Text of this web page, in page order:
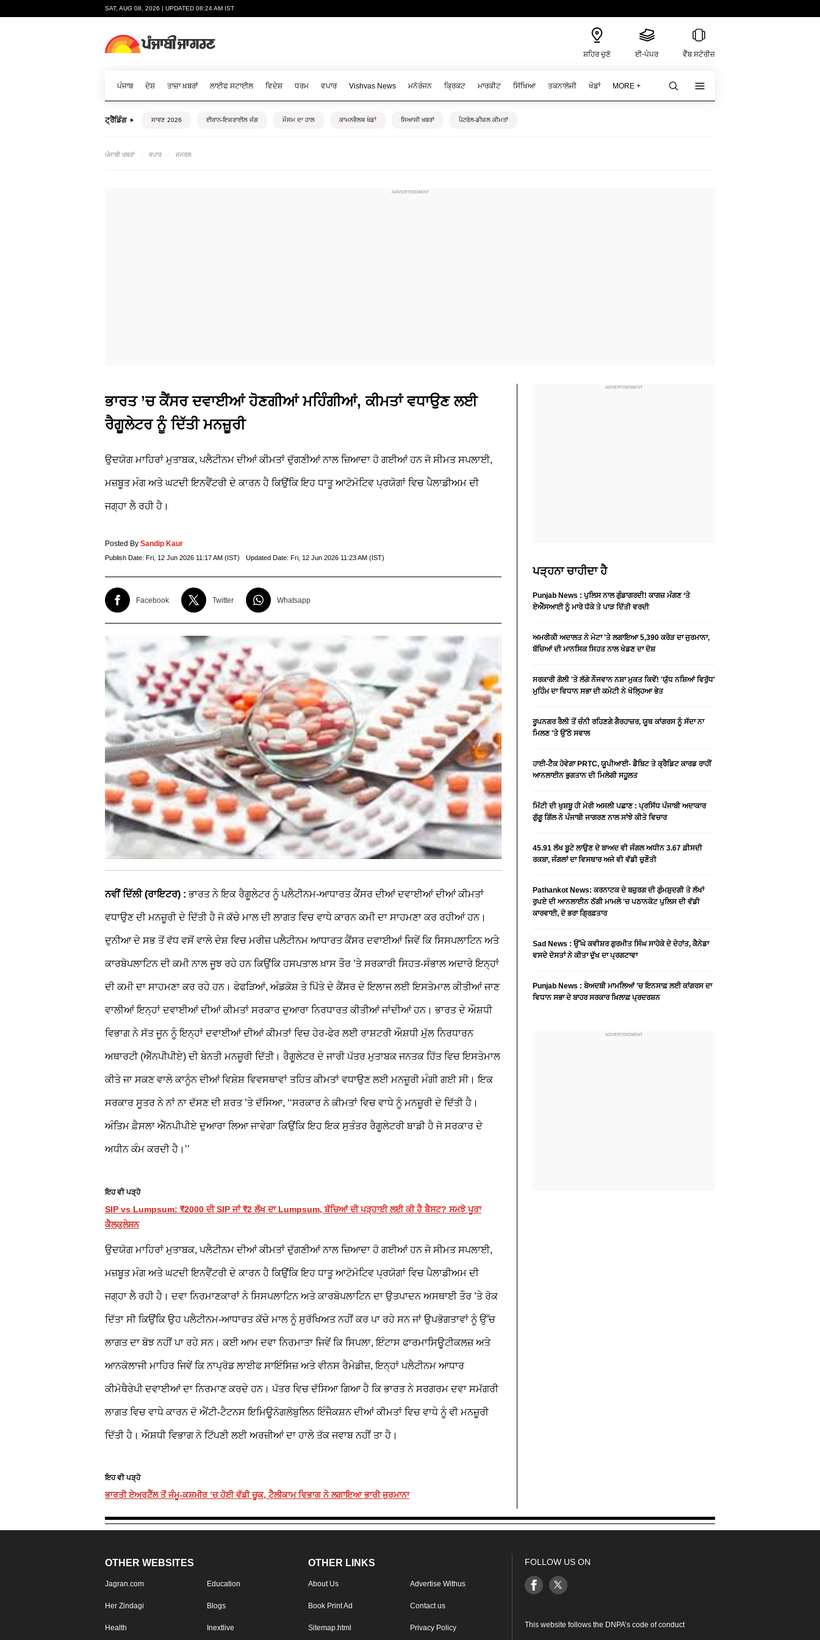
SAT, AUG 08, 2026 | UPDATED 08:24 AM IST
ਸ਼ਹਿਰ ਚੁਣੋ ਈ-ਪੇਪਰ ਵੈੱਬ ਸਟੋਰੀਜ਼
ਪੰਜਾਬ ਦੇਸ਼ ਤਾਜ਼ਾ ਖ਼ਬਰਾਂ ਲਾਈਫ ਸਟਾਈਲ ਵਿਦੇਸ਼ ਧਰਮ ਵਪਾਰ Vishvas News ਮਨੋਰੰਜਨ ਕ੍ਰਿਕਟ ਮਾਰਕੀਟ ਸਿੱਖਿਆ ਤਕਨਾਲੋਜੀ ਖੇਡਾਂ MORE +
ਟ੍ਰੈਂਡਿੰਗ ਸਾਵਣ 2026 ਈਰਾਨ-ਇਜ਼ਰਾਈਲ ਜੰਗ ਮੌਸਮ ਦਾ ਹਾਲ ਕਾਮਨਵੈਲਥ ਖੇਡਾਂ ਸਿਆਸੀ ਖਬਰਾਂ ਪੈਟਰੋਲ-ਡੀਜ਼ਲ ਕੀਮਤਾਂ
ਪੰਜਾਬੀ ਖ਼ਬਰਾਂ ਵਪਾਰ ਜਨਰਲ
ਭਾਰਤ ’ਚ ਕੈਂਸਰ ਦਵਾਈਆਂ ਹੋਣਗੀਆਂ ਮਹਿੰਗੀਆਂ, ਕੀਮਤਾਂ ਵਧਾਉਣ ਲਈ
ਰੈਗੂਲੇਟਰ ਨੂੰ ਦਿੱਤੀ ਮਨਜ਼ੂਰੀ
ਉਦਯੋਗ ਮਾਹਿਰਾਂ ਮੁਤਾਬਕ, ਪਲੈਟੀਨਮ ਦੀਆਂ ਕੀਮਤਾਂ ਦੁੱਗਣੀਆਂ ਨਾਲ ਜ਼ਿਆਦਾ ਹੋ ਗਈਆਂ ਹਨ ਜੋ ਸੀਮਤ ਸਪਲਾਈ,
ਮਜ਼ਬੂਤ ਮੰਗ ਅਤੇ ਘਟਦੀ ਇਨਵੈਂਟਰੀ ਦੇ ਕਾਰਨ ਹੈ ਕਿਉਂਕਿ ਇਹ ਧਾਤੂ ਆਟੋਮੋਟਿਵ ਪ੍ਰਯੋਗਾਂ ਵਿਚ ਪੈਲਾਡੀਅਮ ਦੀ
ਜਗ੍ਹਾ ਲੈ ਰਹੀ ਹੈ।
Posted By Sandip Kaur
Publish Date: Fri, 12 Jun 2026 11:17 AM (IST) Updated Date: Fri, 12 Jun 2026 11:23 AM (IST)
Facebook Twitter Whatsapp
ਨਵੀਂ ਦਿੱਲੀ (ਰਾਇਟਰ) : ਭਾਰਤ ਨੇ ਇਕ ਰੈਗੂਲੇਟਰ ਨੂੰ ਪਲੈਟੀਨਮ-ਆਧਾਰਤ ਕੈਂਸਰ ਦੀਆਂ ਦਵਾਈਆਂ ਦੀਆਂ ਕੀਮਤਾਂ
ਵਧਾਉਣ ਦੀ ਮਨਜ਼ੂਰੀ ਦੇ ਦਿੱਤੀ ਹੈ ਜੋ ਕੱਚੇ ਮਾਲ ਦੀ ਲਾਗਤ ਵਿਚ ਵਾਧੇ ਕਾਰਨ ਕਮੀ ਦਾ ਸਾਹਮਣਾ ਕਰ ਰਹੀਆਂ ਹਨ।
ਦੁਨੀਆ ਦੇ ਸਭ ਤੋਂ ਵੱਧ ਵਸੋਂ ਵਾਲੇ ਦੇਸ਼ ਵਿਚ ਮਰੀਜ਼ ਪਲੈਟੀਨਮ ਆਧਾਰਤ ਕੈਂਸਰ ਦਵਾਈਆਂ ਜਿਵੇਂ ਕਿ ਸਿਸਪਲਾਟਿਨ ਅਤੇ
ਕਾਰਬੋਪਲਾਟਿਨ ਦੀ ਕਮੀ ਨਾਲ ਜੂਝ ਰਹੇ ਹਨ ਕਿਉਂਕਿ ਹਸਪਤਾਲ ਖ਼ਾਸ ਤੌਰ ’ਤੇ ਸਰਕਾਰੀ ਸਿਹਤ-ਸੰਭਾਲ ਅਦਾਰੇ ਇਨ੍ਹਾਂ
ਦੀ ਕਮੀ ਦਾ ਸਾਹਮਣਾ ਕਰ ਰਹੇ ਹਨ। ਫੇਫੜਿਆਂ, ਅੰਡਕੋਸ਼ ਤੇ ਪਿੱਤੇ ਦੇ ਕੈਂਸਰ ਦੇ ਇਲਾਜ ਲਈ ਇਸਤੇਮਾਲ ਕੀਤੀਆਂ ਜਾਣ
ਵਾਲੀਆਂ ਇਨ੍ਹਾਂ ਦਵਾਈਆਂ ਦੀਆਂ ਕੀਮਤਾਂ ਸਰਕਾਰ ਦੁਆਰਾ ਨਿਰਧਾਰਤ ਕੀਤੀਆਂ ਜਾਂਦੀਆਂ ਹਨ। ਭਾਰਤ ਦੇ ਔਸ਼ਧੀ
ਵਿਭਾਗ ਨੇ ਸੱਤ ਜੂਨ ਨੂੰ ਇਨ੍ਹਾਂ ਦਵਾਈਆਂ ਦੀਆਂ ਕੀਮਤਾਂ ਵਿਚ ਹੇਰ-ਫੇਰ ਲਈ ਰਾਸ਼ਟਰੀ ਔਸ਼ਧੀ ਮੁੱਲ ਨਿਰਧਾਰਨ
ਅਥਾਰਟੀ (ਐੱਨਪੀਪੀਏ) ਦੀ ਬੇਨਤੀ ਮਨਜ਼ੂਰੀ ਦਿੱਤੀ। ਰੈਗੂਲੇਟਰ ਦੇ ਜਾਰੀ ਪੱਤਰ ਮੁਤਾਬਕ ਜਨਤਕ ਹਿੱਤ ਵਿਚ ਇਸਤੇਮਾਲ
ਕੀਤੇ ਜਾ ਸਕਣ ਵਾਲੇ ਕਾਨੂੰਨ ਦੀਆਂ ਵਿਸ਼ੇਸ਼ ਵਿਵਸਥਾਵਾਂ ਤਹਿਤ ਕੀਮਤਾਂ ਵਧਾਉਣ ਲਈ ਮਨਜ਼ੂਰੀ ਮੰਗੀ ਗਈ ਸੀ। ਇਕ
ਸਰਕਾਰ ਸੂਤਰ ਨੇ ਨਾਂ ਨਾ ਦੱਸਣ ਦੀ ਸ਼ਰਤ ’ਤੇ ਦੱਸਿਆ, ‘‘ਸਰਕਾਰ ਨੇ ਕੀਮਤਾਂ ਵਿਚ ਵਾਧੇ ਨੂੰ ਮਨਜ਼ੂਰੀ ਦੇ ਦਿੱਤੀ ਹੈ।
ਅੰਤਿਮ ਫ਼ੈਸਲਾ ਐੱਨਪੀਪੀਏ ਦੁਆਰਾ ਲਿਆ ਜਾਵੇਗਾ ਕਿਉਂਕਿ ਇਹ ਇਕ ਸੁਤੰਤਰ ਰੈਗੂਲੇਟਰੀ ਬਾਡੀ ਹੈ ਜੋ ਸਰਕਾਰ ਦੇ
ਅਧੀਨ ਕੰਮ ਕਰਦੀ ਹੈ।’’
ਇਹ ਵੀ ਪੜ੍ਹੋ
SIP vs Lumpsum: ₹2000 ਦੀ SIP ਜਾਂ ₹2 ਲੱਖ ਦਾ Lumpsum, ਬੱਚਿਆਂ ਦੀ ਪੜ੍ਹਾਈ ਲਈ ਕੀ ਹੈ ਬੈਸਟ? ਸਮਝੋ ਪੂਰਾ
ਕੈਲਕੁਲੇਸ਼ਨ
ਉਦਯੋਗ ਮਾਹਿਰਾਂ ਮੁਤਾਬਕ, ਪਲੈਟੀਨਮ ਦੀਆਂ ਕੀਮਤਾਂ ਦੁੱਗਣੀਆਂ ਨਾਲ ਜ਼ਿਆਦਾ ਹੋ ਗਈਆਂ ਹਨ ਜੋ ਸੀਮਤ ਸਪਲਾਈ,
ਮਜ਼ਬੂਤ ਮੰਗ ਅਤੇ ਘਟਦੀ ਇਨਵੈਂਟਰੀ ਦੇ ਕਾਰਨ ਹੈ ਕਿਉਂਕਿ ਇਹ ਧਾਤੂ ਆਟੋਮੋਟਿਵ ਪ੍ਰਯੋਗਾਂ ਵਿਚ ਪੈਲਾਡੀਅਮ ਦੀ
ਜਗ੍ਹਾ ਲੈ ਰਹੀ ਹੈ। ਦਵਾ ਨਿਰਮਾਣਕਾਰਾਂ ਨੇ ਸਿਸਪਲਾਟਿਨ ਅਤੇ ਕਾਰਬੋਪਲਾਟਿਨ ਦਾ ਉਤਪਾਦਨ ਅਸਥਾਈ ਤੌਰ ’ਤੇ ਰੋਕ
ਦਿੱਤਾ ਸੀ ਕਿਉਂਕਿ ਉਹ ਪਲੈਟੀਨਮ-ਆਧਾਰਤ ਕੱਚੇ ਮਾਲ ਨੂੰ ਸੁਰੱਖਿਅਤ ਨਹੀਂ ਕਰ ਪਾ ਰਹੇ ਸਨ ਜਾਂ ਉਪਭੋਗਤਾਵਾਂ ਨੂੰ ਉੱਚ
ਲਾਗਤ ਦਾ ਬੋਝ ਨਹੀਂ ਪਾ ਰਹੇ ਸਨ। ਕਈ ਆਮ ਦਵਾ ਨਿਰਮਾਤਾ ਜਿਵੇਂ ਕਿ ਸਿਪਲਾ, ਇੰਟਾਸ ਫਾਰਮਾਸਿਊਟੀਕਲਜ਼ ਅਤੇ
ਆਨਕੋਲਾਜੀ ਮਾਹਿਰ ਜਿਵੇਂ ਕਿ ਨਾਪ੍ਰੋਡ ਲਾਈਫ ਸਾਇੰਸਿਜ਼ ਅਤੇ ਵੀਨਸ ਰੈਮੇਡੀਜ਼, ਇਨ੍ਹਾਂ ਪਲੈਟੀਨਮ ਆਧਾਰ
ਕੀਮੋਥੈਰੇਪੀ ਦਵਾਈਆਂ ਦਾ ਨਿਰਮਾਣ ਕਰਦੇ ਹਨ। ਪੱਤਰ ਵਿਚ ਦੱਸਿਆ ਗਿਆ ਹੈ ਕਿ ਭਾਰਤ ਨੇ ਸਰਗਰਮ ਦਵਾ ਸਮੱਗਰੀ
ਲਾਗਤ ਵਿਚ ਵਾਧੇ ਕਾਰਨ ਦੋ ਐਂਟੀ-ਟੈਟਨਸ ਇਮਿਊਨੋਗਲੋਬੁਲਿਨ ਇੰਜੈਕਸ਼ਨ ਦੀਆਂ ਕੀਮਤਾਂ ਵਿਚ ਵਾਧੇ ਨੂੰ ਵੀ ਮਨਜ਼ੂਰੀ
ਦਿੱਤੀ ਹੈ। ਔਸ਼ਧੀ ਵਿਭਾਗ ਨੇ ਟਿੱਪਣੀ ਲਈ ਅਰਜ਼ੀਆਂ ਦਾ ਹਾਲੇ ਤੱਕ ਜਵਾਬ ਨਹੀਂ ਤਾ ਹੈ।
ਇਹ ਵੀ ਪੜ੍ਹੋ
ਭਾਰਤੀ ਏਅਰਟੈੱਲ ਤੋਂ ਜੰਮੂ-ਕਸ਼ਮੀਰ ’ਚ ਹੋਈ ਵੱਡੀ ਚੂਕ, ਟੈਲੀਕਾਮ ਵਿਭਾਗ ਨੇ ਲਗਾਇਆ ਭਾਰੀ ਜੁਰਮਾਨਾ
ਪੜ੍ਹਨਾ ਚਾਹੀਦਾ ਹੈ
Punjab News : ਪੁਲਿਸ ਨਾਲ ਗੁੰਡਾਗਰਦੀ! ਕਾਗਜ਼ ਮੰਗਣ ‘ਤੇ
ਏਐੱਸਆਈ ਨੂੰ ਮਾਰੇ ਧੱਕੇ ਤੇ ਪਾੜ ਦਿੱਤੀ ਵਰਦੀ
ਅਮਰੀਕੀ ਅਦਾਲਤ ਨੇ ਮੇਟਾ 'ਤੇ ਲਗਾਇਆ 5,390 ਕਰੋੜ ਦਾ ਜੁਰਮਾਨਾ,
ਬੱਚਿਆਂ ਦੀ ਮਾਨਸਿਕ ਸਿਹਤ ਨਾਲ ਖੇਡਣ ਦਾ ਦੋਸ਼
ਸਰਕਾਰੀ ਗੋਲੀ 'ਤੇ ਲੱਗੇ ਨੌਜਵਾਨ ਨਸ਼ਾ ਮੁਕਤ ਕਿਵੇਂ! 'ਯੁੱਧ ਨਸ਼ਿਆਂ ਵਿਰੁੱਧ'
ਮੁਹਿੰਮ ਦਾ ਵਿਧਾਨ ਸਭਾ ਦੀ ਕਮੇਟੀ ਨੇ ਖੋਲ੍ਹਿਆ ਭੇਤ
ਰੂਪਨਗਰ ਰੈਲੀ ਤੋਂ ਚੰਨੀ ਰਹਿਣਗੇ ਗੈਰਹਾਜ਼ਰ, ਯੂਥ ਕਾਂਗਰਸ ਨੂੰ ਸੱਦਾ ਨਾ
ਮਿਲਣ 'ਤੇ ਉੱਠੇ ਸਵਾਲ
ਹਾਈ-ਟੈਕ ਹੋਵੇਗਾ PRTC, ਯੂਪੀਆਈ- ਡੈਬਿਟ ਤੇ ਕ੍ਰੈਡਿਟ ਕਾਰਡ ਰਾਹੀਂ
ਆਨਲਾਈਨ ਭੁਗਤਾਨ ਦੀ ਮਿਲੇਗੀ ਸਹੂਲਤ
ਮਿੱਟੀ ਦੀ ਖੁਸ਼ਬੂ ਹੀ ਮੇਰੀ ਅਸਲੀ ਪਛਾਣ : ਪ੍ਰਸਿੱਧ ਪੰਜਾਬੀ ਅਦਾਕਾਰ
ਗੁੱਗੂ ਗਿੱਲ ਨੇ ਪੰਜਾਬੀ ਜਾਗਰਣ ਨਾਲ ਸਾਂਝੇ ਕੀਤੇ ਵਿਚਾਰ
45.91 ਲੱਖ ਬੂਟੇ ਲਾਉਣ ਦੇ ਬਾਅਦ ਵੀ ਜੰਗਲ ਅਧੀਨ 3.67 ਫ਼ੀਸਦੀ
ਰਕਬਾ, ਜੰਗਲਾਂ ਦਾ ਵਿਸਥਾਰ ਅਜੇ ਵੀ ਵੱਡੀ ਚੁਣੌਤੀ
Pathankot News: ਕਰਨਾਟਕ ਦੇ ਬਜ਼ੁਰਗ ਦੀ ਗੁੰਮਸ਼ੁਦਗੀ ਤੇ ਲੱਖਾਂ
ਰੁਪਏ ਦੀ ਆਨਲਾਈਨ ਠੱਗੀ ਮਾਮਲੇ 'ਚ ਪਠਾਨਕੋਟ ਪੁਲਿਸ ਦੀ ਵੱਡੀ
ਕਾਰਵਾਈ, ਦੋ ਭਰਾ ਗ੍ਰਿਫ਼ਤਾਰ
Sad News : ਉੱਘੇ ਕਵੀਸ਼ਰ ਗੁਰਮੀਤ ਸਿੰਘ ਸਾਹੋਕੇ ਦੇ ਦੇਹਾਂਤ, ਕੈਨੇਡਾ
ਵਸਦੇ ਦੋਸਤਾਂ ਨੇ ਕੀਤਾ ਦੁੱਖ ਦਾ ਪ੍ਰਗਟਾਵਾ
Punjab News : ਬੇਅਦਬੀ ਮਾਮਲਿਆਂ ’ਚ ਇਨਸਾਫ਼ ਲਈ ਕਾਂਗਰਸ ਦਾ
ਵਿਧਾਨ ਸਭਾ ਦੇ ਬਾਹਰ ਸਰਕਾਰ ਖ਼ਿਲਾਫ਼ ਪ੍ਰਦਰਸ਼ਨ
OTHER WEBSITES
Jagran.com Education
Her Zindagi Blogs
Health Inextlive
OTHER LINKS
About Us Advertise Withus
Book Print Ad Contact us
Sitemap.html Privacy Policy
FOLLOW US ON
This website follows the DNPA’s code of conduct